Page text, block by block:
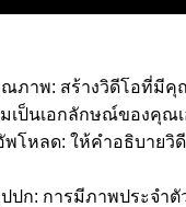
ณภาพ: สร้างวิดีโอที่มี
เป็นเอกลักษณ์ของคุณเ
พโหลด: ให้คำอธิบาย
ปก: การมีภาพประจ